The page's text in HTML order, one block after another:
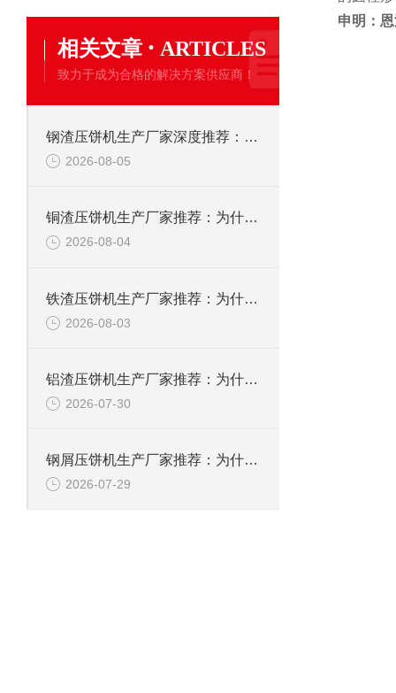
相关文章 · ARTICLES
致力于成为合格的解决方案供应商！
钢渣压饼机生产厂家深度推荐：为何恩派特成为高净值产线的优选
2026-08-05
铜渣压饼机生产厂家推荐：为什么恩派特成为众多企业的信赖？
2026-08-04
铁渣压饼机生产厂家推荐：为什么恩派特成为众多企业的优选？
2026-08-03
铝渣压饼机生产厂家推荐：为什么恩派特是值得信赖的选择？
2026-07-30
钢屑压饼机生产厂家推荐：为什么恩派特是您值得信赖的选择？
2026-07-29
申明：